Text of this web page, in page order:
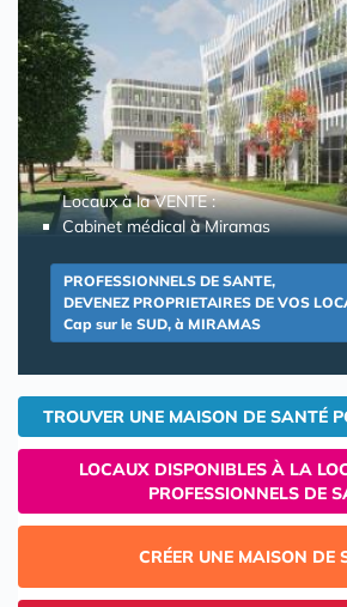
Locaux à la VENTE :
Cabinet médical à Miramas
PROFESSIONNELS DE SANTE,
DEVENEZ PROPRIETAIRES DE VOS
Cap sur le SUD, à MIRAMAS
TROUVER UNE MAISON DE SANTÉ
LOCAUX DISPONIBLES À LA
PROFESSIONNELS DE
CRÉER UNE MAISON DE